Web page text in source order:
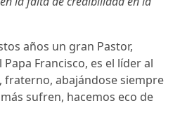
años un gran Pastor,
Francisco, es el líder al
fraterno, abajándose siempre
sufren, hacemos eco de